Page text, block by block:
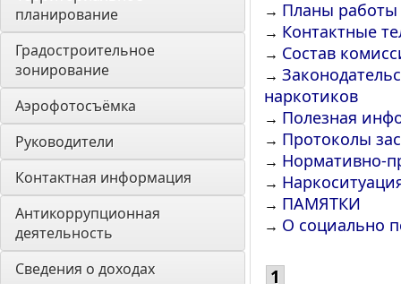
планирование
Градостроительное
зонирование
Аэрофотосъёмка
Руководители
Контактная информация
Антикоррупционная
деятельность
Сведения о доходах
→ Планы
→ Контактные
→ Состав
→
наркотиков
→ Полезная
→ Протоколы
→ Нормативно-
→
→ ПАМЯТКИ
→ О социально
1